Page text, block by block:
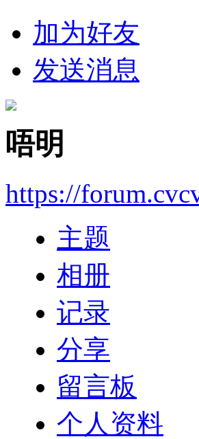
加为好友
发送消息
唔明
https://
主题
相册
记录
分享
留言板
个人资料